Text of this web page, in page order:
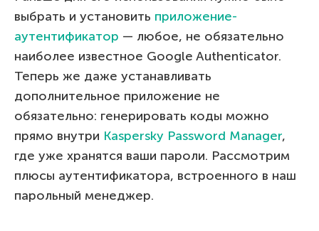
выбрать и установить приложение-
аутентификатор — любое, не обязательно
наиболее известное Google Authenticator.
Теперь же даже устанавливать
дополнительное приложение не
обязательно: генерировать коды можно
прямо внутри Kaspersky Password Manager,
где уже хранятся ваши пароли. Рассмотрим
плюсы аутентификатора, встроенного в наш
парольный менеджер.